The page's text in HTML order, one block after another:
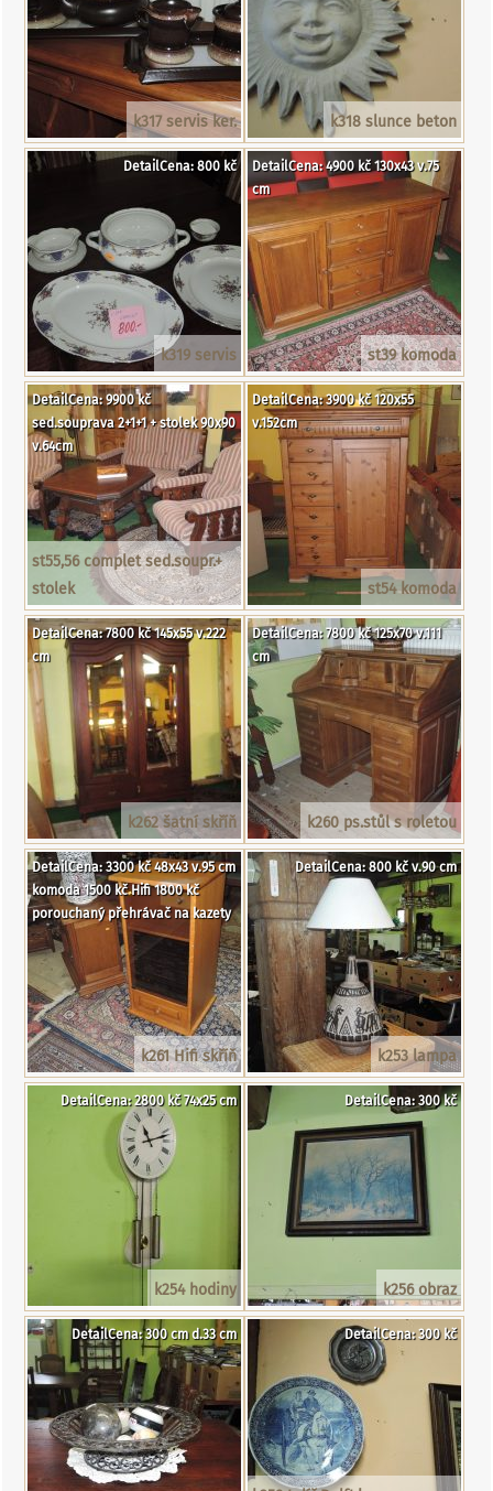
k317 servis ker. k318 slunce beton
k319 servis
DetailCena: 800 kč
st39 komoda
DetailCena: 4900 kč 130x43 v.75
cm
st55,56 complet sed.soupr.+
stolek
DetailCena: 9900 kč
sed.souprava 2+1+1 + stolek 90x90
v.64cm
st54 komoda
DetailCena: 3900 kč 120x55
v.152cm
k262 šatní skříň
DetailCena: 7800 kč 145x55 v.222
cm
k260 ps.stůl s roletou
DetailCena: 7800 kč 125x70 v.111
cm
k261 Hifi skříň
DetailCena: 3300 kč 48x43 v.95 cm
komoda 1500 kč Hifi 1800 kč
porouchaný přehrávač na kazety
k253 lampa
DetailCena: 800 kč v.90 cm
k254 hodiny
DetailCena: 2800 kč 74x25 cm
k256 obraz
DetailCena: 300 kč
DetailCena: 300 cm d.33 cm DetailCena: 300 kč